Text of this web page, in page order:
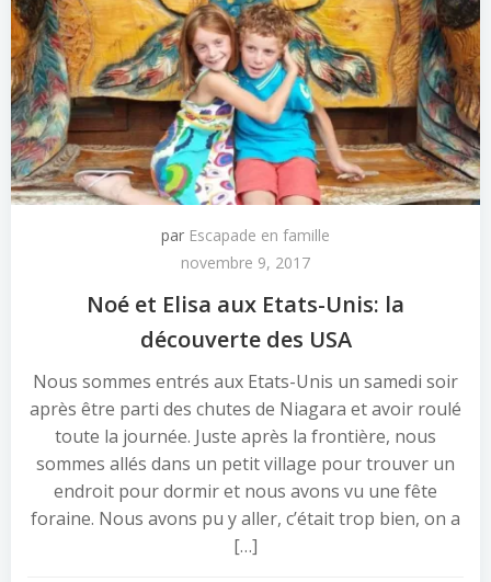
par Escapade en famille
novembre 9, 2017
Noé et Elisa aux Etats-Unis: la
découverte des USA
Nous sommes entrés aux Etats-Unis un samedi soir
après être parti des chutes de Niagara et avoir roulé
toute la journée. Juste après la frontière, nous
sommes allés dans un petit village pour trouver un
endroit pour dormir et nous avons vu une fête
foraine. Nous avons pu y aller, c’était trop bien, on a
[…]